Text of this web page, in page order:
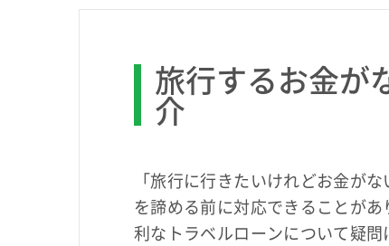
旅行するお金が
介
「旅行に行きたいけれどお金が
を諦める前に対応できることが
利なトラベルローンについて疑